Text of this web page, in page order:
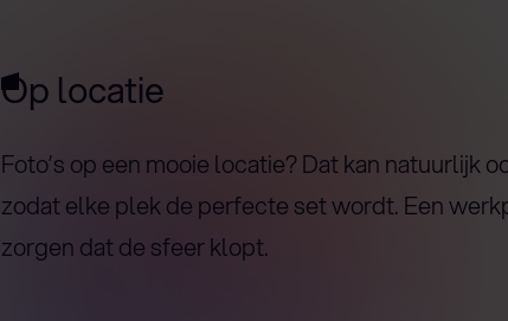
Op locatie
Foto’s op een mooie locatie? Dat kan natuurlijk
zodat elke plek de perfecte set wordt. Een
zorgen dat de sfeer klopt.